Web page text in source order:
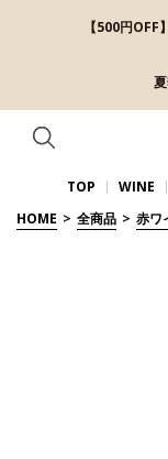
【500円OFF
TOP WINE
HOME > 全商品 > 赤ワ